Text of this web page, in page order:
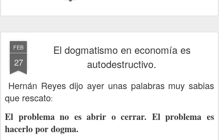
FEB
27
El dogmatismo en economía es
autodestructivo.
Hernán Reyes dijo ayer unas palabras muy sabias
que rescato:
El problema no es abrir o cerrar. El problema es
hacerlo por dogma.